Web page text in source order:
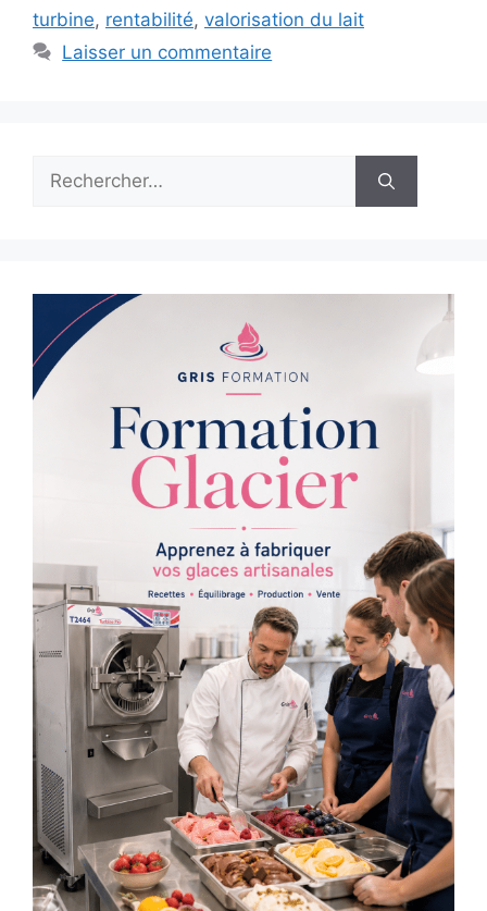
turbine, rentabilité, valorisation du lait
Laisser un commentaire
Rechercher :